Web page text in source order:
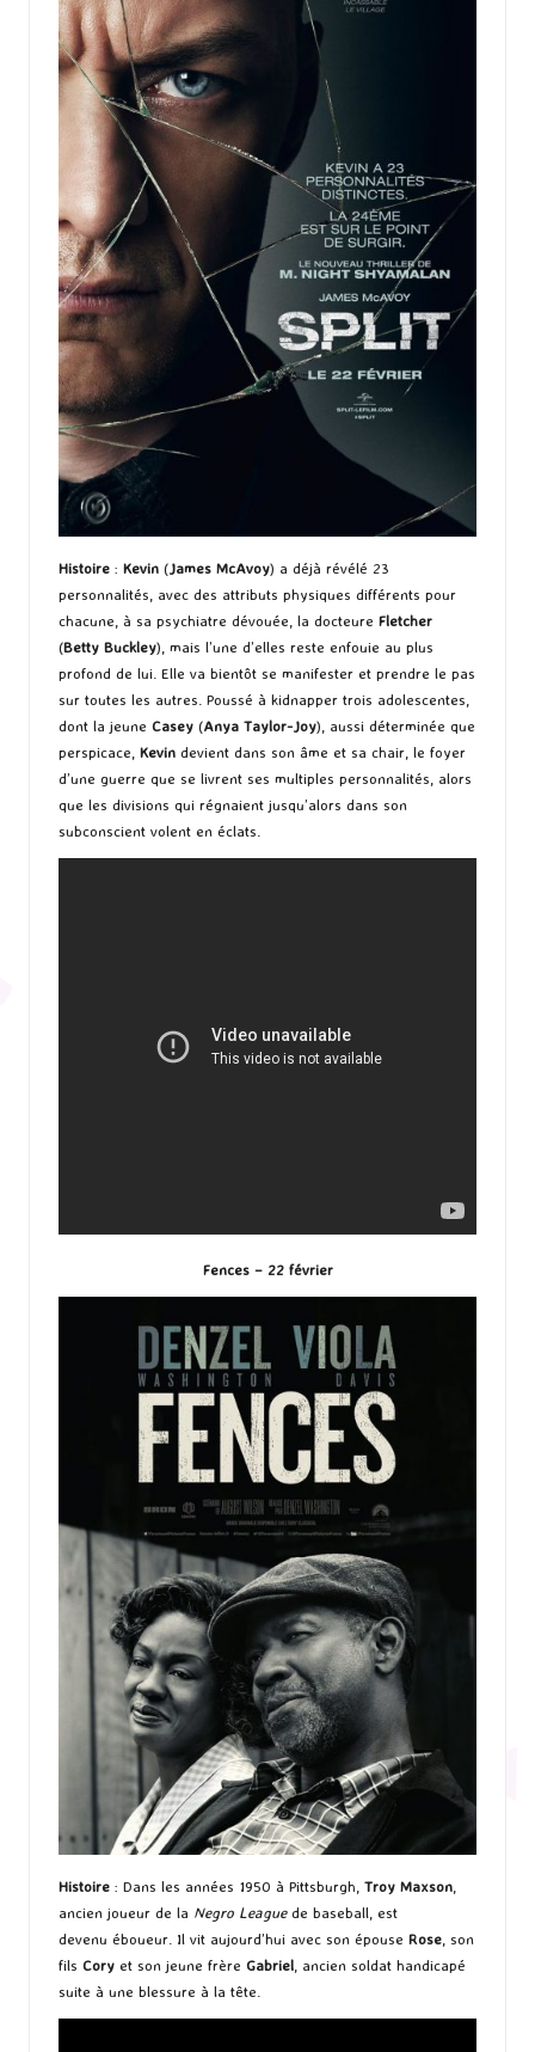
Histoire : Kevin (James McAvoy) a déjà révélé 23
personnalités, avec des attributs physiques différents pour
chacune, à sa psychiatre dévouée, la docteure Fletcher
(Betty Buckley), mais l’une d’elles reste enfouie au plus
profond de lui. Elle va bientôt se manifester et prendre le pas
sur toutes les autres. Poussé à kidnapper trois adolescentes,
dont la jeune Casey (Anya Taylor-Joy), aussi déterminée que
perspicace, Kevin devient dans son âme et sa chair, le foyer
d’une guerre que se livrent ses multiples personnalités, alors
que les divisions qui régnaient jusqu’alors dans son
subconscient volent en éclats.
Fences – 22 février
Histoire : Dans les années 1950 à Pittsburgh, Troy Maxson
ancien joueur de la Negro Leaguede baseball, est
devenu éboueur. Il vit aujourd’hui avec son épouse Rose , son
fils Cory et son jeune frère Gabriel , ancien soldat handicapé
suite à une blessure à la tête.